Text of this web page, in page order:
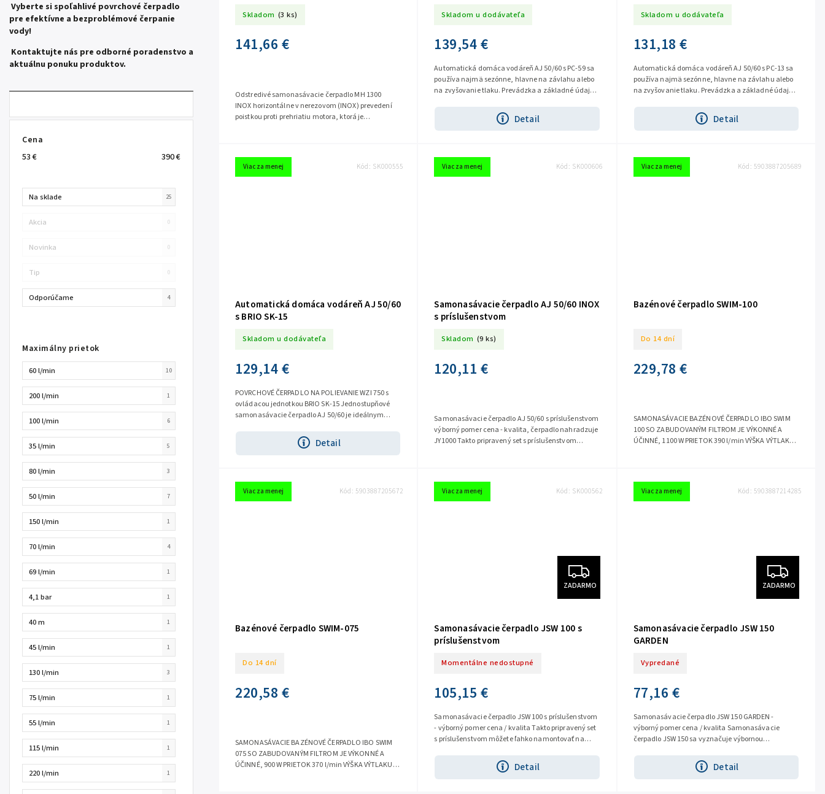
Vyberte si spoľahlivé povrchové čerpadlo
pre efektívne a bezproblémové čerpanie
vody!
Kontaktujte nás pre odborné poradenstvo a
aktuálnu ponuku produktov.
Cena
53€ 390€
Na sklade 25
Akcia 0
Novinka 0
Tip 0
Odporúčame 4
Maximálny prietok
60 l/min 10
200 l/min 1
100 l/min 6
35 l/min 5
80 l/min 3
50 l/min 7
150 l/min 1
70 l/min 4
69 l/min 1
4,1 bar 1
40 m 1
45 l/min 1
130 l/min 3
75 l/min 1
55 l/min 1
115 l/min 1
220 l/min 1
Skladom (3 ks)
141,66 €
Odstredivé samonasávacie čerpadlo MH 1300
INOX horizontálne v nerezovom (INOX) prevedení
poistkou proti prehriatiu motora, ktorá je
Skladom u dodávateľa
139,54 €
Detail
Automatická domáca vodáreň AJ 50/60 s PC-59 sa
používa najmä sezónne, hlavne na závlahu alebo
na zvyšovanie tlaku. Prevádzka a základné údaje:
Skladom u dodávateľa
131,18 €
Detail
Automatická domáca vodáreň AJ 50/60 s PC-13 sa
používa najmä sezónne, hlavne na závlahu alebo
na zvyšovanie tlaku. Prevádzka a základné údaje:
Viac za menej
Automatická domáca vodáreň AJ 50/60
s BRIO SK-15
Skladom u dodávateľa
129,14 €
Detail
POVRCHOVÉ ČERPADLO NA POLIEVANIE WZI 750 s
ovládacou jednotkou BRIO SK-15 Jednostupňové
samonasávacie čerpadlo AJ 50/60 je ideálnym
Kód: SK000555 Viac za menej
Samonasávacie čerpadlo AJ 50/60 INOX
s príslušenstvom
Skladom (9 ks)
120,11 €
Samonasávacie čerpadlo AJ 50/60 s príslušenstvom
výborný pomer cena - kvalita, čerpadlo nahradzuje
JY1000 Takto pripravený set s príslušenstvom
Kód: SK000606 Viac za menej
Bazénové čerpadlo SWIM-100
Do 14 dní
229,78 €
SAMONASÁVACIE BAZÉNOVÉ ČERPADLO IBO SWIM
100 SO ZABUDOVANÝM FILTROM JE VÝKONNÉ A
ÚČINNÉ, 1100 W PRIETOK 390 l/min VÝŠKA VÝTLAKU
Kód: 5903887205689
Viac za menej
Bazénové čerpadlo SWIM-075
Do 14 dní
220,58 €
SAMONASÁVACIE BAZÉNOVÉ ČERPADLO IBO SWIM
075 SO ZABUDOVANÝM FILTROM JE VÝKONNÉ A
ÚČINNÉ, 900 W PRIETOK 370 l/min VÝŠKA VÝTLAKU
Kód: 5903887205672 Viac za menej
ZADARMO
Samonasávacie čerpadlo JSW 100 s
príslušenstvom
Momentálne nedostupné
105,15 €
Detail
Samonasávacie čerpadlo JSW 100 s príslušenstvom
- výborný pomer cena / kvalita Takto pripravený set
s príslušenstvom môžete ľahko namontovať na
Kód: SK000562 Viac za menej
ZADARMO
Samonasávacie čerpadlo JSW 150
GARDEN
Vypredané
77,16 €
Detail
Samonasávacie čerpadlo JSW 150 GARDEN -
výborný pomer cena / kvalita Samonasávacie
čerpadlo JSW 150 sa vyznačuje výbornou
Kód: 5903887214285